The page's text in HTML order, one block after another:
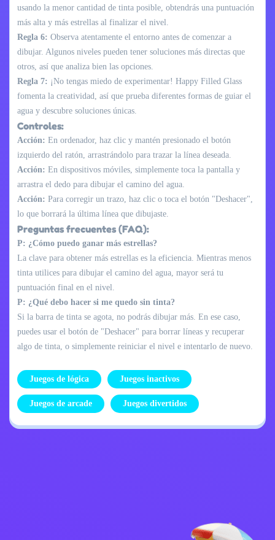
usando la menor cantidad de tinta posible, obtendrás una puntuación
más alta y más estrellas al finalizar el nivel.
Regla 6: Observa atentamente el entorno antes de comenzar a
dibujar. Algunos niveles pueden tener soluciones más directas que
otros, así que analiza bien las opciones.
Regla 7: ¡No tengas miedo de experimentar! Happy Filled Glass
fomenta la creatividad, así que prueba diferentes formas de guiar el
agua y descubre soluciones únicas.
Controles:
Acción: En ordenador, haz clic y mantén presionado el botón
izquierdo del ratón, arrastrándolo para trazar la línea deseada.
Acción: En dispositivos móviles, simplemente toca la pantalla y
arrastra el dedo para dibujar el camino del agua.
Acción: Para corregir un trazo, haz clic o toca el botón "Deshacer",
lo que borrará la última línea que dibujaste.
Preguntas frecuentes (FAQ):
P: ¿Cómo puedo ganar más estrellas?
La clave para obtener más estrellas es la eficiencia. Mientras menos
tinta utilices para dibujar el camino del agua, mayor será tu
puntuación final en el nivel.
P: ¿Qué debo hacer si me quedo sin tinta?
Si la barra de tinta se agota, no podrás dibujar más. En ese caso,
puedes usar el botón de "Deshacer" para borrar líneas y recuperar
algo de tinta, o simplemente reiniciar el nivel e intentarlo de nuevo.
Juegos de lógica Juegos inactivos
Juegos de arcade Juegos divertidos